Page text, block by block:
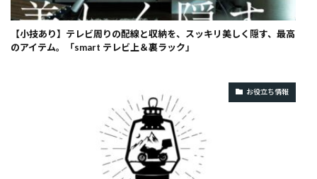
【小技あり】テレビ周りの配線と収納を、スッキリ美しく隠す、最高
のアイテム。「smart テレビ上＆裏ラック」
お役立ち情報